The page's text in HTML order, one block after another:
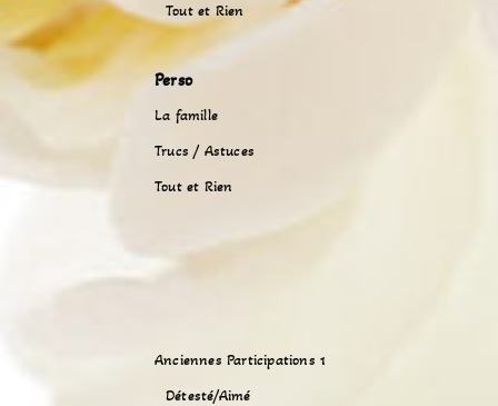
Tout et Rien
Perso
La famille
Trucs / Astuces
Tout et Rien
Anciennes Participations 1
Détesté/Aimé